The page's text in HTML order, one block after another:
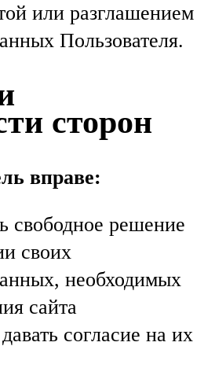
или разглашением
Пользователя.
сторон
вправе:
свободное решение
своих
необходимых
сайта
согласие на их